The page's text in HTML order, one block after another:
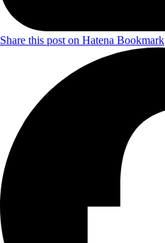
Share this post on Hatena Bookmark